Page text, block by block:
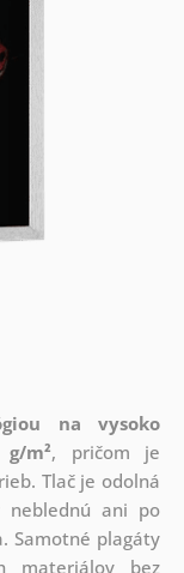
na vysoko
m², pričom je
Tlač je odolná
neblednú ani po
Samotné plagáty
materiálov bez